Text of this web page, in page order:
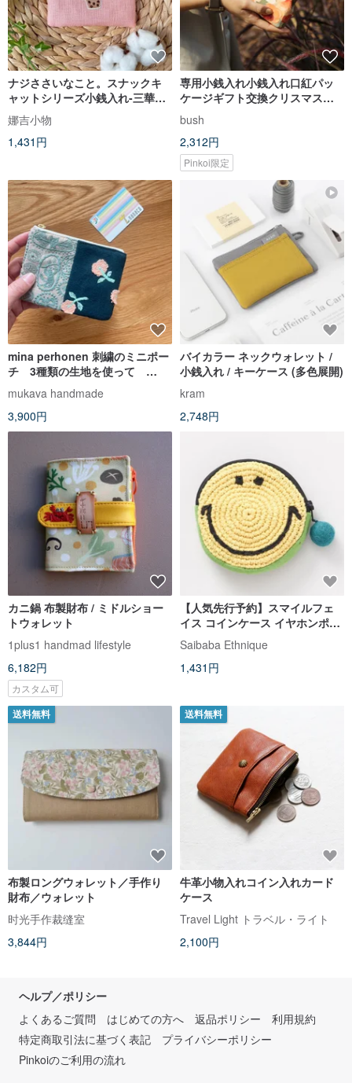
ナジささいなこと。スナックキ
ャットシリーズ小銭入れ-三華名
治とパールミルクティー
娜吉小物
1,431円
専用小銭入れ小銭入れ口紅パッ
ケージギフト交換クリスマスギ
フト尾歯ギフト
bush
2,312円
Pinkoi限定
mina perhonen 刺繍のミニポー
チ 3種類の生地を使って
jungle relief skip pomppia
mukava handmade
3,900円
バイカラー ネックウォレット /
小銭入れ / キーケース (多色展開)
kram
2,748円
カニ鍋 布製財布 / ミドルショー
トウォレット
1plus1 handmad lifestyle
6,182円
カスタム可
【人気先行予約】スマイルフェ
イス コインケース イヤホンポー
チ ミニポーチ 収納ポーチ (7
色)NWWP6204
Saibaba Ethnique
1,431円
送料無料
布製ロングウォレット／手作り
財布／ウォレット
时光手作裁缝室
3,844円
送料無料
牛革小物入れコイン入れカード
ケース
Travel Light トラベル・ライト
2,100円
ヘルプ／ポリシー
よくあるご質問
はじめての方へ 返品ポリシー
利用規約
特定商取引法に基づく表記
プライバシーポリシー
Pinkoiのご利用の流れ